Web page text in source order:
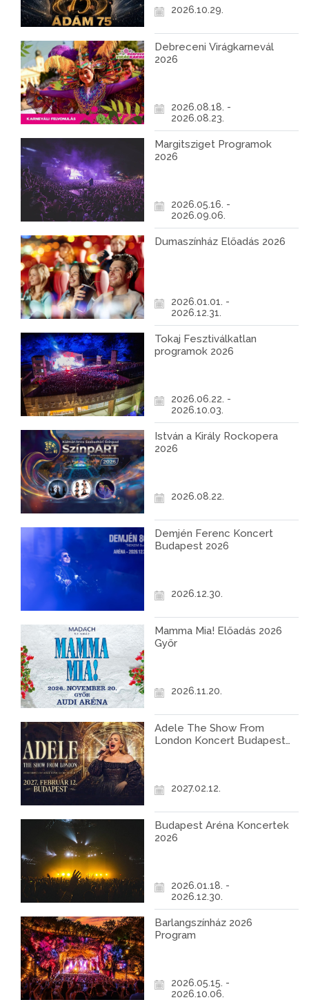
2026.10.29.
Debreceni Virágkarnevál
2026
2026.08.18. -
2026.08.23.
Margitsziget Programok
2026
2026.05.16. -
2026.09.06.
Dumaszínház Előadás 2026
2026.01.01. -
2026.12.31.
Tokaj Fesztiválkatlan
programok 2026
2026.06.22. -
2026.10.03.
István a Király Rockopera
2026
2026.08.22.
Demjén Ferenc Koncert
Budapest 2026
2026.12.30.
Mamma Mia! Előadás 2026
Győr
2026.11.20.
Adele The Show From
London Koncert Budapest
2027.02.12.
Budapest Aréna Koncertek
2026
2026.01.18. -
2026.12.30.
Barlangszínház 2026
Program
2026.05.15. -
2026.10.06.